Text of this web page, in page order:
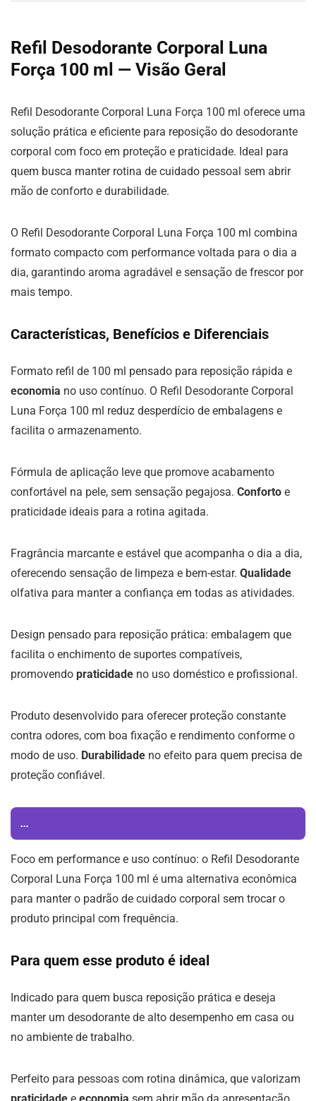
Refil Desodorante Corporal Luna
Força 100 ml — Visão Geral
Refil Desodorante Corporal Luna Força 100 ml oferece uma
solução prática e eficiente para reposição do desodorante
corporal com foco em proteção e praticidade. Ideal para
quem busca manter rotina de cuidado pessoal sem abrir
mão de conforto e durabilidade.
O Refil Desodorante Corporal Luna Força 100 ml combina
formato compacto com performance voltada para o dia a
dia, garantindo aroma agradável e sensação de frescor por
mais tempo.
Características, Benefícios e Diferenciais
Formato refil de 100 ml pensado para reposição rápida e
economia no uso contínuo. O Refil Desodorante Corporal
Luna Força 100 ml reduz desperdício de embalagens e
facilita o armazenamento.
Fórmula de aplicação leve que promove acabamento
confortável na pele, sem sensação pegajosa. Conforto e
praticidade ideais para a rotina agitada.
Fragrância marcante e estável que acompanha o dia a dia,
oferecendo sensação de limpeza e bem-estar. Qualidade
olfativa para manter a confiança em todas as atividades.
Design pensado para reposição prática: embalagem que
facilita o enchimento de suportes compatíveis,
promovendo praticidade no uso doméstico e profissional.
Produto desenvolvido para oferecer proteção constante
contra odores, com boa fixação e rendimento conforme o
modo de uso. Durabilidade no efeito para quem precisa de
proteção confiável.
...
Foco em performance e uso contínuo: o Refil Desodorante
Corporal Luna Força 100 ml é uma alternativa econômica
para manter o padrão de cuidado corporal sem trocar o
produto principal com frequência.
Para quem esse produto é ideal
Indicado para quem busca reposição prática e deseja
manter um desodorante de alto desempenho em casa ou
no ambiente de trabalho.
Perfeito para pessoas com rotina dinâmica, que valorizam